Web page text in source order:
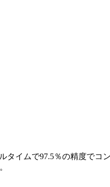
タイムで97.5％の精度でコ